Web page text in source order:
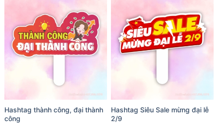
Hashtag thành công, đại thành
công
Hashtag Siêu Sale mừng đại lễ
2/9